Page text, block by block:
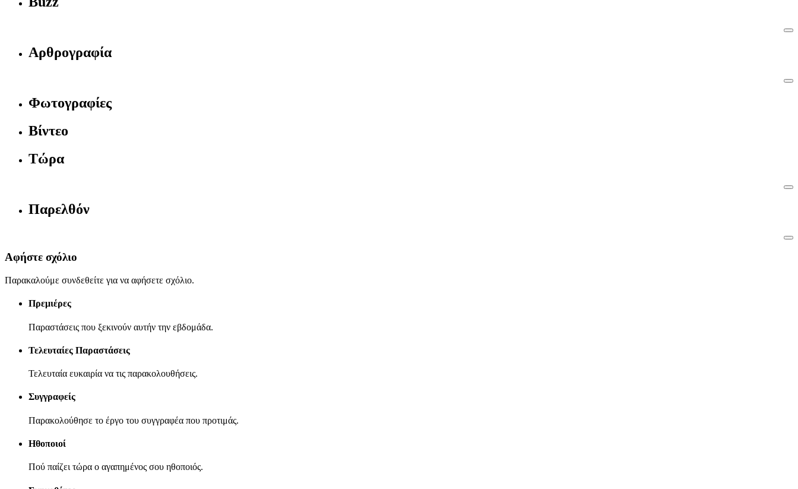
Αρθρογραφία
Φωτογραφίες
Βίντεο
Τώρα
Παρελθόν
Αφήστε σχόλιο
Παρακαλούμε συνδεθείτε για να αφήσετε σχόλιο.
Πρεμιέρες
Παραστάσεις που ξεκινούν αυτήν την εβδομάδα.
Τελευταίες Παραστάσεις
Τελευταία ευκαιρία να τις παρακολουθήσεις.
Συγγραφείς
Παρακολούθησε το έργο του συγγραφέα που προτιμάς.
Ηθοποιοί
Πού παίζει τώρα ο αγαπημένος σου ηθοποιός.